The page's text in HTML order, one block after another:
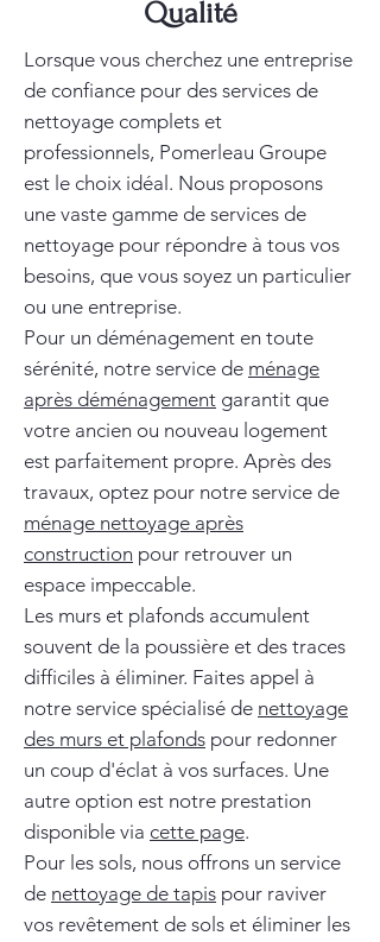
Qualité
Lorsque vous cherchez une entreprise
de confiance pour des services de
nettoyage complets et
professionnels, Pomerleau Groupe
est le choix idéal. Nous proposons
une vaste gamme de services de
nettoyage pour répondre à tous vos
besoins, que vous soyez un particulier
ou une entreprise.
Pour un déménagement en toute
sérénité, notre service de ménage
après déménagement garantit que
votre ancien ou nouveau logement
est parfaitement propre. Après des
travaux, optez pour notre service de
ménage nettoyage après
construction pour retrouver un
espace impeccable.
Les murs et plafonds accumulent
souvent de la poussière et des traces
difficiles à éliminer. Faites appel à
notre service spécialisé de nettoyage
des murs et plafonds pour redonner
un coup d'éclat à vos surfaces. Une
autre option est notre prestation
disponible via cette page.
Pour les sols, nous offrons un service
de nettoyage de tapis pour raviver
vos revêtement de sols et éliminer les